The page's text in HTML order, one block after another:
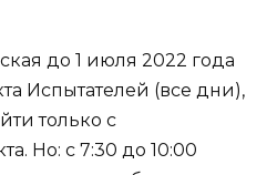
до 1 июля 2022 года
Испытателей (все дни),
только с
Но: с 7:30 до 10:00